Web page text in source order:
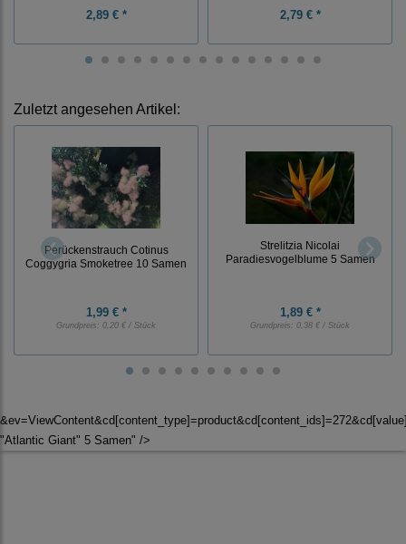
2,89 € * 2,79 € *
Zuletzt angesehen Artikel:
Perückenstrauch Cotinus
Coggygria Smoketree 10 Samen
1,99 € *
Grundpreis: 0,20 € / Stück
Strelitzia Nicolai
Paradiesvogelblume 5 Samen
1,89 € *
Grundpreis: 0,38 € / Stück
"Atlantic Giant" 5 Samen" />